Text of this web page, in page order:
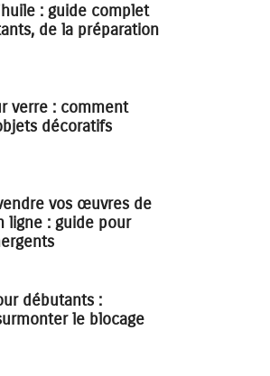
: guide complet
de la préparation
verre : comment
décoratifs
vos œuvres de
ligne : guide pour
débutants :
le blocage